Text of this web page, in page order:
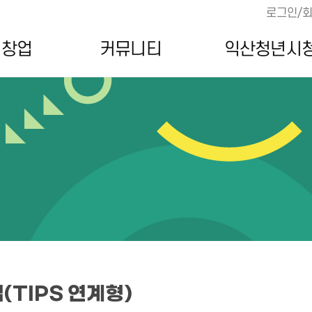
로그인/
업 커뮤니티 익산청년시
(TIPS 연계형)